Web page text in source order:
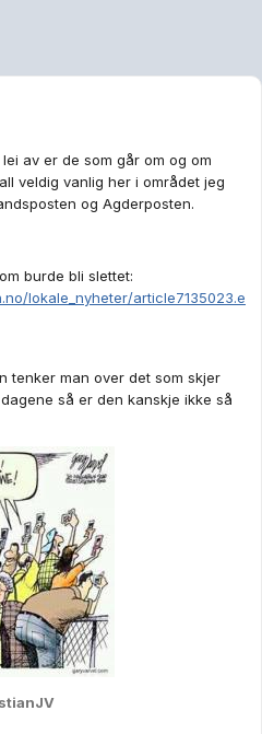
av er de som går om og om
veldig vanlig her i området jeg
og Agderposten.
burde bli slettet:
lokale_nyheter/article7135023.e
tenker man over det som skjer
så er den kanskje ikke så